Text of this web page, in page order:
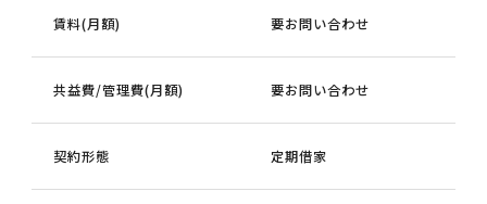
賃料(月額) 要お問い合わせ
共益費/管理費(月額) 要お問い合わせ
契約形態 定期借家